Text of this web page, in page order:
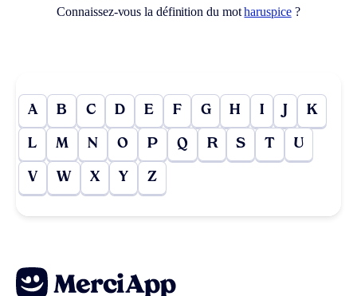
Connaissez-vous la définition du motharuspice?
A B C D E F G H I J K
L M N O P Q R S T U
V W X Y Z